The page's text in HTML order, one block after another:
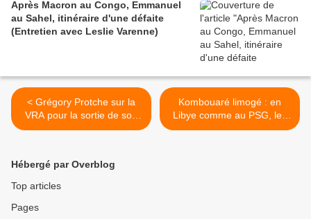
Après Macron au Congo, Emmanuel
au Sahel, itinéraire d'une défaite
(Entretien avec Leslie Varenne)
< Grégory Protche sur la
VRA pour la sortie de son
livre : "On a gagné les
propagande des médias
Kombouaré limogé : en
Libye comme au PSG, les
Noirs ont pas la cote auprès
Hébergé par Overblog
Top articles
Pages